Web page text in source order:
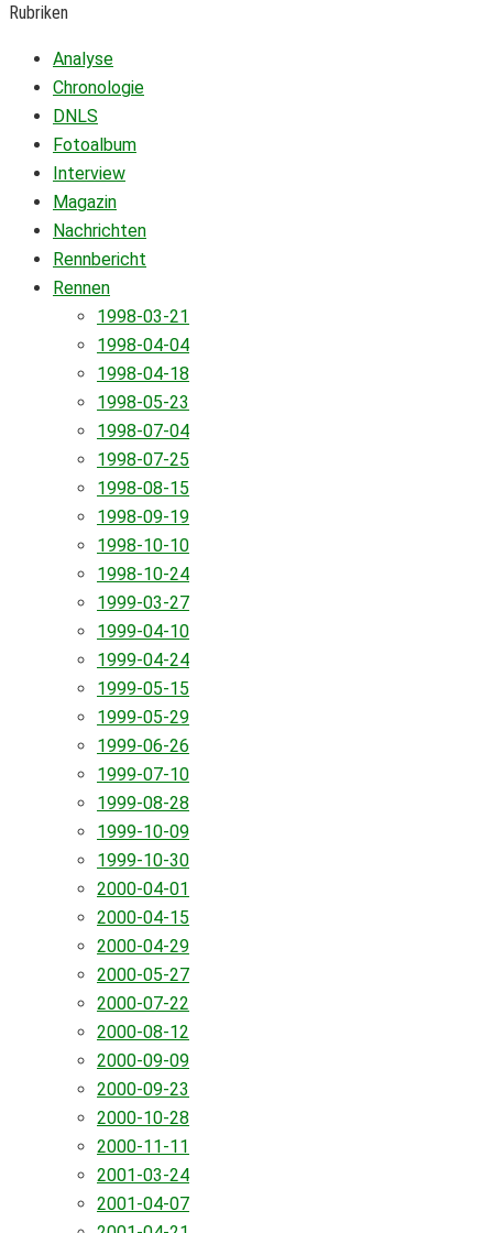
Rubriken
Analyse
Chronologie
DNLS
Fotoalbum
Interview
Magazin
Nachrichten
Rennbericht
Rennen
1998-03-21
1998-04-04
1998-04-18
1998-05-23
1998-07-04
1998-07-25
1998-08-15
1998-09-19
1998-10-10
1998-10-24
1999-03-27
1999-04-10
1999-04-24
1999-05-15
1999-05-29
1999-06-26
1999-07-10
1999-08-28
1999-10-09
1999-10-30
2000-04-01
2000-04-15
2000-04-29
2000-05-27
2000-07-22
2000-08-12
2000-09-09
2000-09-23
2000-10-28
2000-11-11
2001-03-24
2001-04-07